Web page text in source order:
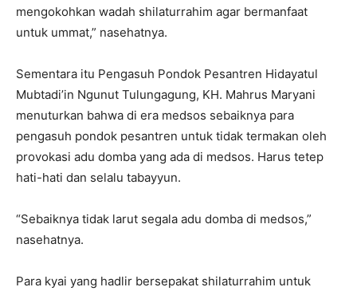
mengokohkan wadah shilaturrahim agar bermanfaat
untuk ummat,” nasehatnya.
Sementara itu Pengasuh Pondok Pesantren Hidayatul
Mubtadi’in Ngunut Tulungagung, KH. Mahrus Maryani
menuturkan bahwa di era medsos sebaiknya para
pengasuh pondok pesantren untuk tidak termakan oleh
provokasi adu domba yang ada di medsos. Harus tetep
hati-hati dan selalu tabayyun.
“Sebaiknya tidak larut segala adu domba di medsos,”
nasehatnya.
Para kyai yang hadlir bersepakat shilaturrahim untuk